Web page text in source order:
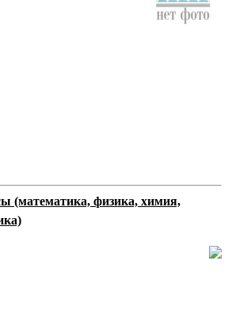
(математика, физика, химия,